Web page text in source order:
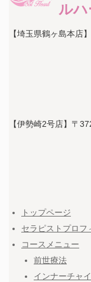
ルハ
【埼玉県鶴ヶ島本店
【伊勢崎2号店】〒
トップページ
セラピストプロフ
コースメニュー
前世療法
インナーチャ